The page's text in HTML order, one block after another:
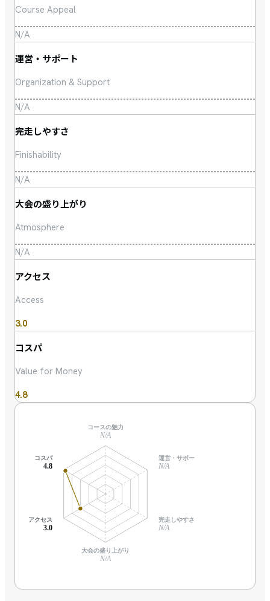
Course Appeal
N/A
運営・サポート
Organization & Support
N/A
完走しやすさ
Finishability
N/A
大会の盛り上がり
Atmosphere
N/A
アクセス
Access
3.0
コスパ
Value for Money
4.8
コースの魅力
N/A
運営・サポート
N/A
完走しやすさ
N/A
大会の盛り上がり
N/A
アクセス
3.0
コスパ
4.8